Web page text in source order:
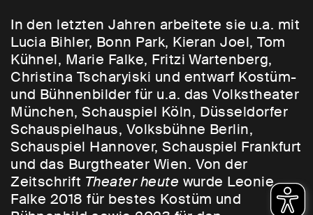
In den letzten Jahren arbeitete sie u.a. mit
Lucia Bihler, Bonn Park, Kieran Joel, Tom
Kühnel, Marie Falke, Fritzi Wartenberg,
Christina Tscharyiski und entwarf Kostüm-
und Bühnenbilder für u.a. das Volkstheater
München, Schauspiel Köln, Düsseldorfer
Schauspielhaus, Volksbühne Berlin,
Schauspiel Hannover, Schauspiel Frankfurt
und das Burgtheater Wien. Von der
Zeitschrift Theater heute wurde Leonie
Falke 2018 für bestes Kostüm und